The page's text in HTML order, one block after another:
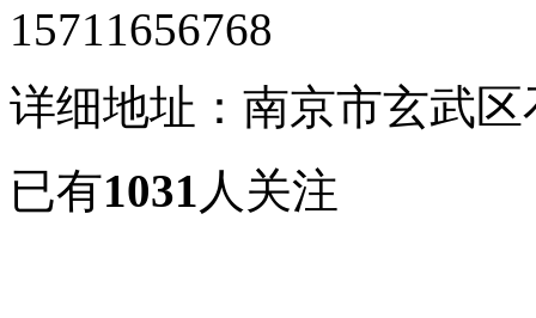
15711656768
详细地址：南京市玄武
已有1031 人关注